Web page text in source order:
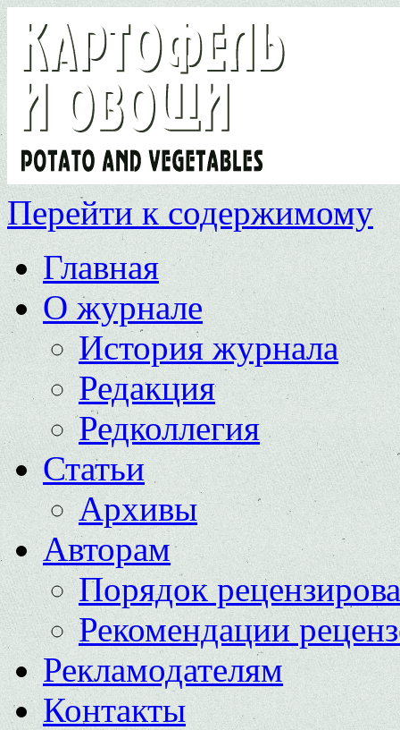
Перейти к содержимому
Главная
О журнале
История журнала
Редакция
Редколлегия
Статьи
Архивы
Авторам
Порядок
Рекомендации
Рекламодателям
Контакты